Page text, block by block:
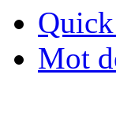
Mot